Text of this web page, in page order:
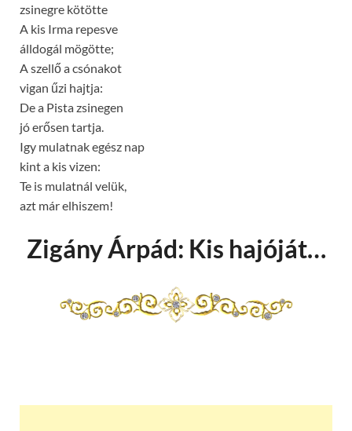
zsinegre kötötte
A kis Irma repesve
álldogál mögötte;
A szellő a csónakot
vigan űzi hajtja:
De a Pista zsinegen
jó erősen tartja.
Igy mulatnak egész nap
kint a kis vizen:
Te is mulatnál velük,
azt már elhiszem!
Zigány Árpád: Kis hajóját…